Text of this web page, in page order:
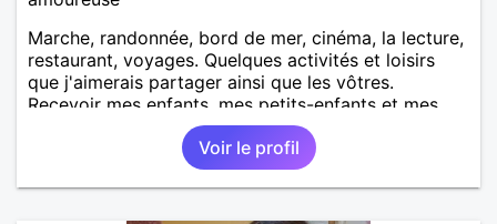
Marche, randonnée, bord de mer, cinéma, la lecture,
restaurant, voyages. Quelques activités et loisirs
que j'aimerais partager ainsi que les vôtres.
Recevoir mes enfants, mes petits-enfants et mes
amis. Bénévolat auprès des enfants à l’école, pour le
cinéma indépendant... Se rencontrer, être à l’écoute,
échanger avec une personne de confiance, pour une
vie de partage, de tendresse. Les voyages et où
Voir le profil